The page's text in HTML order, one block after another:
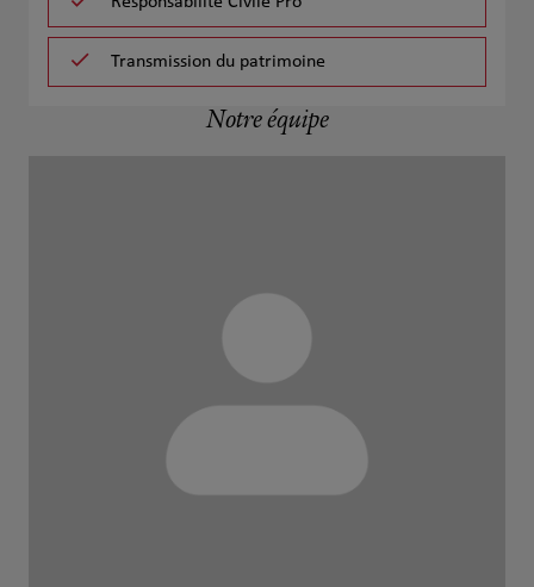
Transmission du patrimoine
Notre équipe